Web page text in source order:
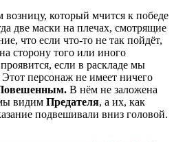
который мчится к победе
две маски на плечах, смотрящие
что если что-то не так пойдёт,
сторону того или иного
если в раскладе мы
Этот персонаж не имеет ничего
В нём не заложена
видим Предателя, а их, как
подвешивали вниз головой.